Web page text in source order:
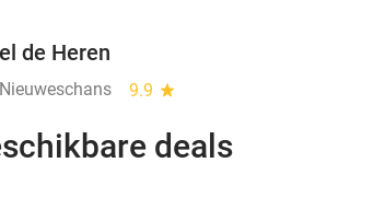
de Heren
9.9 star
deals